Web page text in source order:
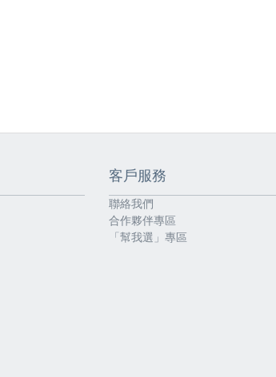
客戶服務
聯絡我們
合作夥伴專區
「幫我選」專區